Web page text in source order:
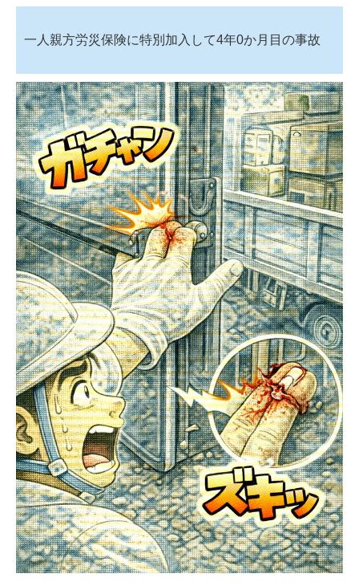
一人親方労災保険に特別加入して4年0か月目の事故